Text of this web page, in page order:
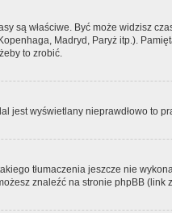
są właściwe. Być może widzisz
Madryd, Paryż itp.).
to zrobić.
wyświetlany nieprawdłowo to
tłumaczenia jeszcze nie
znaleźć na stronie phpBB (link